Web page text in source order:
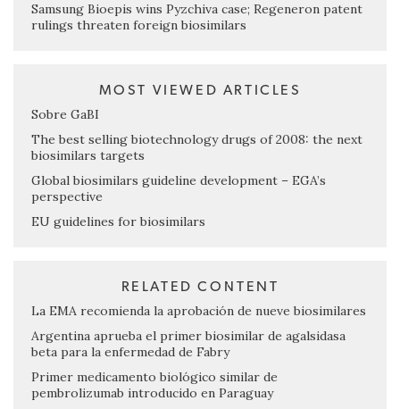
Samsung Bioepis wins Pyzchiva case; Regeneron patent
rulings threaten foreign biosimilars
MOST VIEWED ARTICLES
Sobre GaBI
The best selling biotechnology drugs of 2008: the next
biosimilars targets
Global biosimilars guideline development – EGA’s
perspective
EU guidelines for biosimilars
RELATED CONTENT
La EMA recomienda la aprobación de nueve biosimilares
Argentina aprueba el primer biosimilar de agalsidasa
beta para la enfermedad de Fabry
Primer medicamento biológico similar de
pembrolizumab introducido en Paraguay